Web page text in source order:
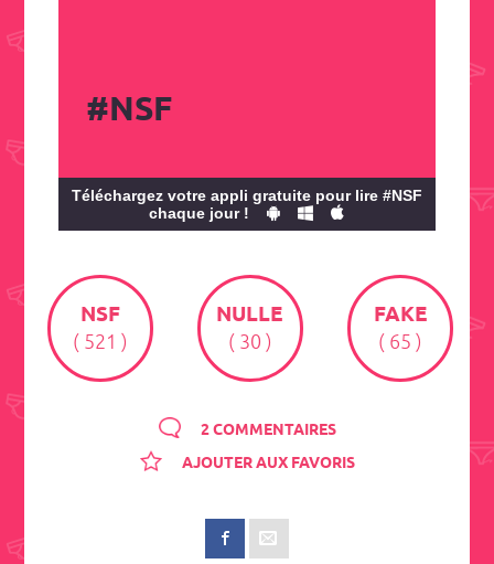
#NSF
Téléchargez votre appli gratuite pour lire #NSF
chaque jour !
NSF
( 521 )
NULLE
( 30 )
FAKE
( 65 )
2 COMMENTAIRES
AJOUTER AUX FAVORIS